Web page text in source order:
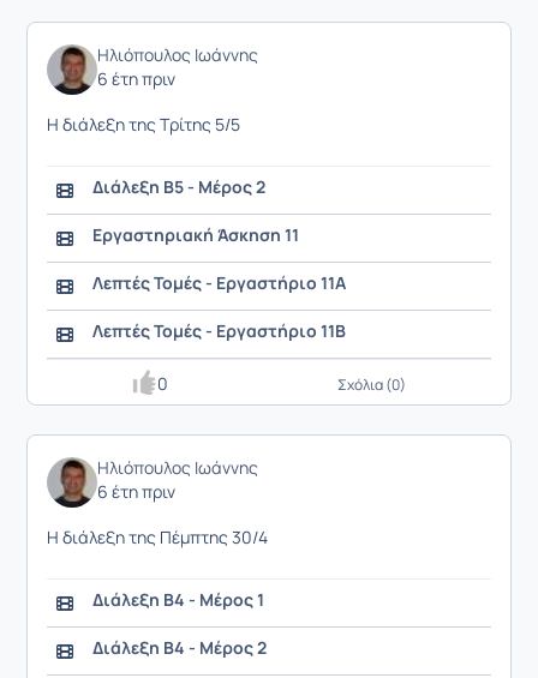
Ηλιόπουλος Ιωάννης
6 έτη πριν
Η διάλεξη της Τρίτης 5/5
Διάλεξη Β5 - Μέρος 2
Εργαστηριακή Άσκηση 11
Λεπτές Τομές - Εργαστήριο 11Α
Λεπτές Τομές - Εργαστήριο 11Β
0 Σχόλια (0)
Ηλιόπουλος Ιωάννης
6 έτη πριν
Η διάλεξη της Πέμπτης 30/4
Διάλεξη Β4 - Μέρος 1
Διάλεξη Β4 - Μέρος 2